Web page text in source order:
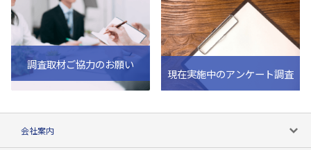
調査取材ご協力のお願い
現在実施中のアンケート調査
会社案内